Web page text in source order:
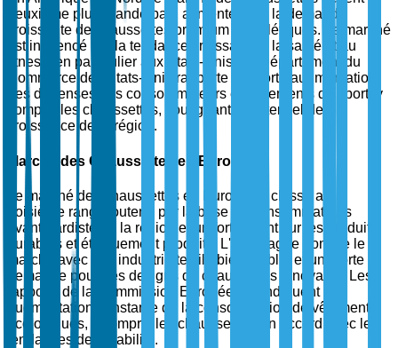
deuxième plus grande part, alimentée par la demande
croissante de chaussettes premium et athlétiques. Le marché
est influencé par la tendance croissante à la santé et au
fitness, en particulier aux États-Unis. Le Département du
Commerce des États-Unis rapporte une forte augmentation
des dépenses des consommateurs en vêtements de sport, y
compris les chaussettes, soulignant le potentiel de
croissance de la région.
Marché des Chaussettes en Europe
Le marché des chaussettes en Europe se classe au
troisième rang, soutenu par la base de consommateurs
avant-gardiste de la région et un fort accent sur les produits
durables et éthiquement produits. L'Allemagne domine le
marché avec son industrie textile bien établie et une forte
demande pour des designs de chaussettes innovants. Les
rapports de la Commission Européenne indiquent une
augmentation constante de la consommation de vêtements
écologiques, y compris les chaussettes, en accord avec les
tendances de durabilité.